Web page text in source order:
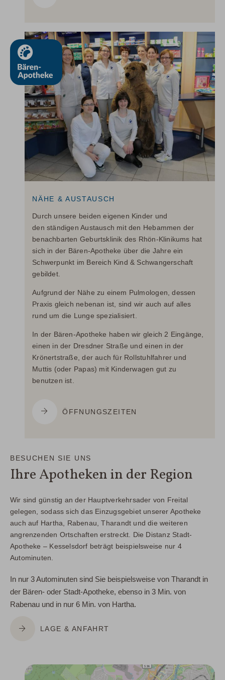
NÄHE & AUSTAUSCH
Durch unsere beiden eigenen Kinder und
den ständigen Austausch mit den Hebammen der
benachbarten Geburtsklinik des Rhön-Klinikums hat
sich in der Bären-Apotheke über die Jahre ein
Schwerpunkt im Bereich Kind & Schwangerschaft
gebildet.
Aufgrund der Nähe zu einem Pulmologen, dessen
Praxis gleich nebenan ist, sind wir auch auf alles
rund um die Lunge spezialisiert.
In der Bären-Apotheke haben wir gleich 2 Eingänge,
einen in der Dresdner Straße und einen in der
Krönertstraße, der auch für Rollstuhlfahrer und
Muttis (oder Papas) mit Kinderwagen gut zu
benutzen ist.
ÖFFNUNGSZEITEN
BESUCHEN SIE UNS
Ihre Apotheken in der Region
Wir sind günstig an der Hauptverkehrsader von Freital
gelegen, sodass sich das Einzugsgebiet unserer Apotheke
auch auf Hartha, Rabenau, Tharandt und die weiteren
angrenzenden Ortschaften erstreckt. Die Distanz Stadt-
Apotheke – Kesselsdorf beträgt beispielsweise nur 4
Autominuten.
In nur 3 Autominuten sind Sie beispielsweise von Tharandt in
der Bären- oder Stadt-Apotheke, ebenso in 3 Min. von
Rabenau und in nur 6 Min. von Hartha.
LAGE & ANFAHRT